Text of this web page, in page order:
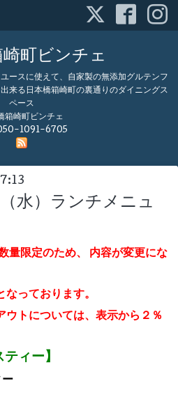
崎町ビンチェ
ースに使えて、自家製の無添加グルテンフ
来る日本橋箱崎町の裏通りのダイニングス
ペース
箱崎町ビンチェ
1091-6705
）ランチメニュ
量限定のため、
内容が変更にな
っております。
ウトについては、表示から２％
ティー】
ー